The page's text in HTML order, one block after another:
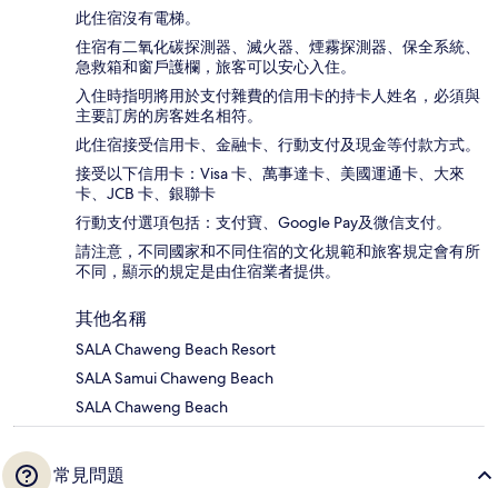
此住宿沒有電梯。
住宿有二氧化碳探測器、滅火器、煙霧探測器、保全系統、
急救箱和窗戶護欄，旅客可以安心入住。
入住時指明將用於支付雜費的信用卡的持卡人姓名，必須與
主要訂房的房客姓名相符。
此住宿接受信用卡、金融卡、行動支付及現金等付款方式。
接受以下信用卡：Visa 卡、萬事達卡、美國運通卡、大來
卡、JCB 卡、銀聯卡
行動支付選項包括：支付寶、Google Pay及微信支付。
請注意，不同國家和不同住宿的文化規範和旅客規定會有所
不同，顯示的規定是由住宿業者提供。
其他名稱
SALA Chaweng Beach Resort
SALA Samui Chaweng Beach
SALA Chaweng Beach
常見問題